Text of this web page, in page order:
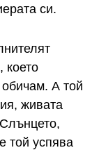
си.
което
А той
живата
той успява